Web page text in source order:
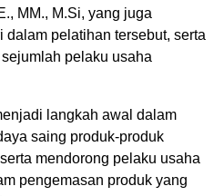
MM., M.Si, yang juga
dalam pelatihan tersebut, serta
pelaku usaha
langkah awal dalam
saing produk-produk
mendorong pelaku usaha
pengemasan produk yang